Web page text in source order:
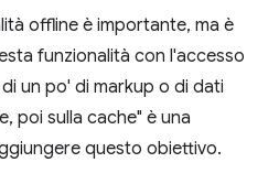
offline è importante, ma è
funzionalità con l'accesso
un po' di markup o di dati
poi sulla cache" è una
questo obiettivo.